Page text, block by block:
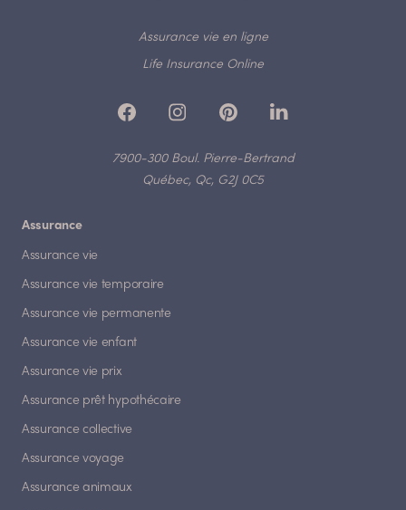
Assurance vie en ligne
Life Insurance Online
7900-300 Boul. Pierre-Bertrand
Québec, Qc, G2J 0C5
Assurance
Assurance vie
Assurance vie temporaire
Assurance vie permanente
Assurance vie enfant
Assurance vie prix
Assurance prêt hypothécaire
Assurance collective
Assurance voyage
Assurance animaux